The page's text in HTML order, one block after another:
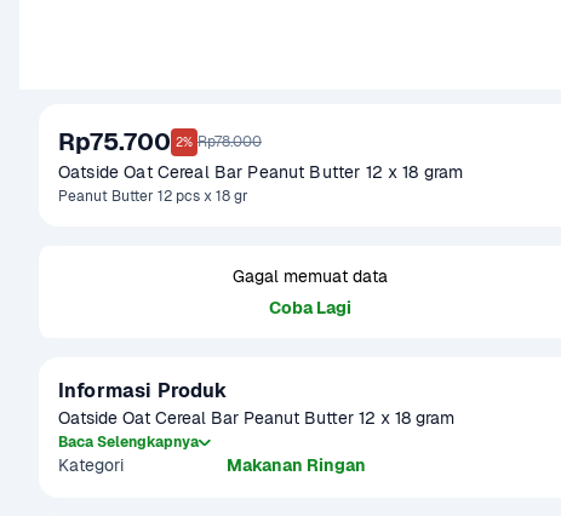
Rp75.700 2% Rp78.000
Oatside Oat Cereal Bar Peanut Butter 12 x 18 gram
Peanut Butter 12 pcs x 18 gr
Gagal memuat data
Coba Lagi
Informasi Produk
Oatside Oat Cereal Bar Peanut Butter 12 x 18 gram
Baca Selengkapnya
Kategori Makanan Ringan